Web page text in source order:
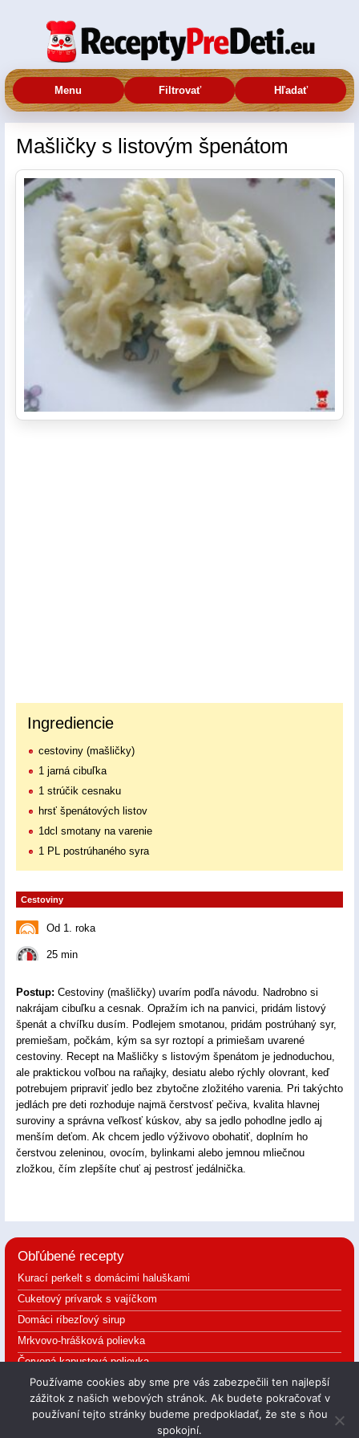
Menu Filtrovať Hľadať
Mašličky s listovým špenátom
Ingrediencie
cestoviny (mašličky)
1 jarná cibuľka
1 strúčik cesnaku
hrsť špenátových listov
1dcl smotany na varenie
1 PL postrúhaného syra
Cestoviny
Od 1. roka
25 min
Postup: Cestoviny (mašličky) uvarím podľa návodu. Nadrobno si
nakrájam cibuľku a cesnak. Opražím ich na panvici, pridám listový
špenát a chvíľku dusím. Podlejem smotanou, pridám postrúhaný syr,
premiešam, počkám, kým sa syr roztopí a primiešam uvarené
cestoviny. Recept na Mašličky s listovým špenátom je jednoduchou,
ale praktickou voľbou na raňajky, desiatu alebo rýchly olovrant, keď
potrebujem pripraviť jedlo bez zbytočne zložitého varenia. Pri takýchto
jedlách pre deti rozhoduje najmä čerstvosť pečiva, kvalita hlavnej
suroviny a správna veľkosť kúskov, aby sa jedlo pohodlne jedlo aj
menším deťom. Ak chcem jedlo výživovo obohatiť, doplním ho
čerstvou zeleninou, ovocím, bylinkami alebo jemnou mliečnou
zložkou, čím zlepšíte chuť aj pestrosť jedálnička.
Obľúbené recepty
Kurací perkelt s domácimi haluškami
Cuketový prívarok s vajíčkom
Domáci ríbezľový sirup
Mrkvovo-hrášková polievka
Červená kapustová polievka
Podmienky používania | Ochrana súkromia
Copyright 2014-2026 Mgr. Zuzana Gašparíková. Všetky práva
Používame cookies aby sme pre vás zabezpečili ten najlepší
zážitok z našich webových stránok. Ak budete pokračovať v
používaní tejto stránky budeme predpokladať, že ste s ňou
spokojní.